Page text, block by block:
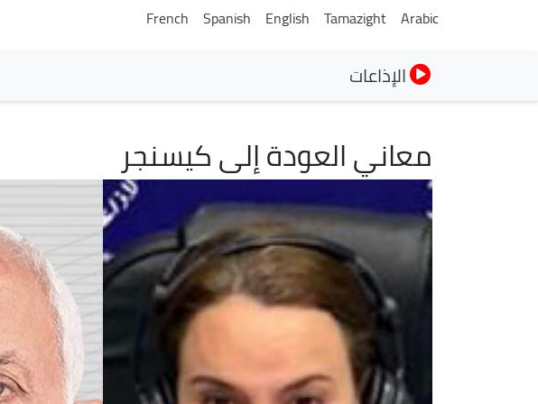
Arabic
Tamazight
English
Spanish
French
الإذاعات
معاني العودة إلى كيسنجر
الصورة